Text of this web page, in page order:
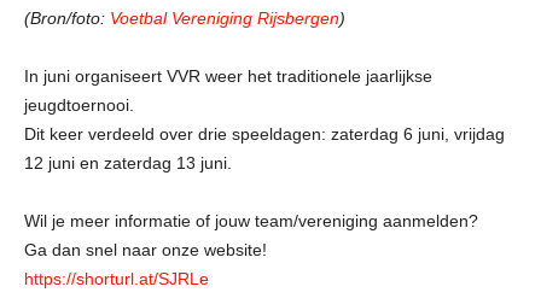
(Bron/foto: Voetbal Vereniging Rijsbergen)
In juni organiseert VVR weer het traditionele jaarlijkse
jeugdtoernooi.
Dit keer verdeeld over drie speeldagen: zaterdag 6 juni, vrijdag
12 juni en zaterdag 13 juni.
Wil je meer informatie of jouw team/vereniging aanmelden?
Ga dan snel naar onze website!
https://shorturl.at/SJRLe